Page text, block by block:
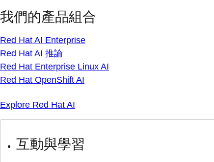
我們的產品組合
Red Hat AI Enterprise
Red Hat AI 推論
Red Hat Enterprise Linux AI
Red Hat OpenShift AI
Explore Red Hat AI
互動與學習